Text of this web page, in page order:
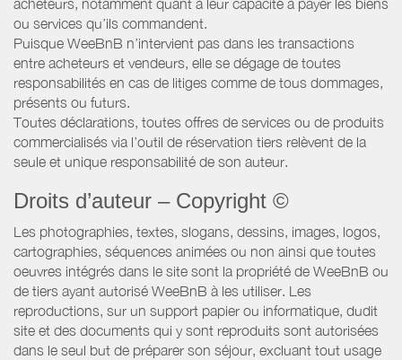
acheteurs, notamment quant à leur capacité à payer les biens
ou services qu’ils commandent.
Puisque WeeBnB n’intervient pas dans les transactions
entre acheteurs et vendeurs, elle se dégage de toutes
responsabilités en cas de litiges comme de tous dommages,
présents ou futurs.
Toutes déclarations, toutes offres de services ou de produits
commercialisés via l’outil de réservation tiers relèvent de la
seule et unique responsabilité de son auteur.
Droits d’auteur – Copyright ©
Les photographies, textes, slogans, dessins, images, logos,
cartographies, séquences animées ou non ainsi que toutes
oeuvres intégrés dans le site sont la propriété de WeeBnB ou
de tiers ayant autorisé WeeBnB à les utiliser. Les
reproductions, sur un support papier ou informatique, dudit
site et des documents qui y sont reproduits sont autorisées
dans le seul but de préparer son séjour, excluant tout usage